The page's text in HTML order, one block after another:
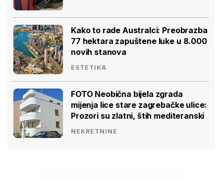
Kako to rade Australci: Preobrazba
77 hektara zapuštene luke u 8.000
novih stanova
ESTETIKA
FOTO Neobična bijela zgrada
mijenja lice stare zagrebačke ulice:
Prozori su zlatni, štih mediteranski
NEKRETNINE